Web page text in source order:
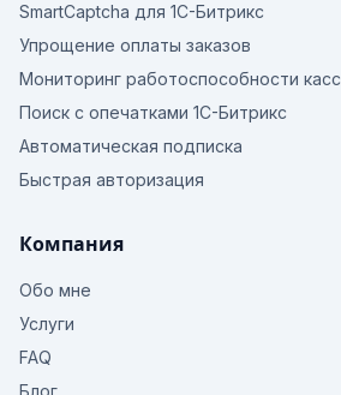
SmartCaptcha для 1С-Битрикс
Упрощение оплаты заказов
Мониторинг работоспособности касс
Поиск с опечатками 1С-Битрикс
Автоматическая подписка
Быстрая авторизация
Компания
Обо мне
Услуги
FAQ
Блог